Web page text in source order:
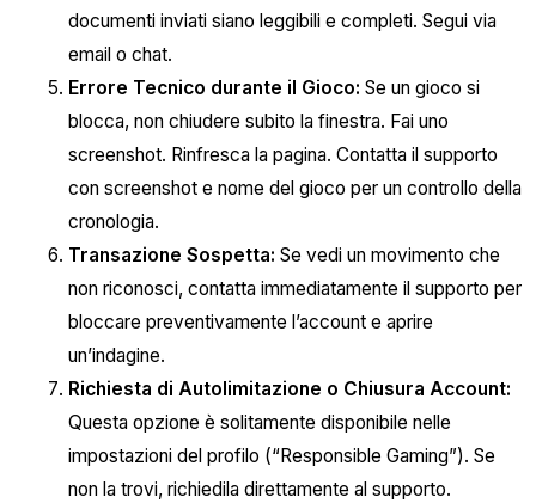
documenti inviati siano leggibili e completi. Segui via
email o chat.
Errore Tecnico durante il Gioco: Se un gioco si
blocca, non chiudere subito la finestra. Fai uno
screenshot. Rinfresca la pagina. Contatta il supporto
con screenshot e nome del gioco per un controllo della
cronologia.
Transazione Sospetta: Se vedi un movimento che
non riconosci, contatta immediatamente il supporto per
bloccare preventivamente l’account e aprire
un’indagine.
Richiesta di Autolimitazione o Chiusura Account:
Questa opzione è solitamente disponibile nelle
impostazioni del profilo (“Responsible Gaming”). Se
non la trovi, richiedila direttamente al supporto.